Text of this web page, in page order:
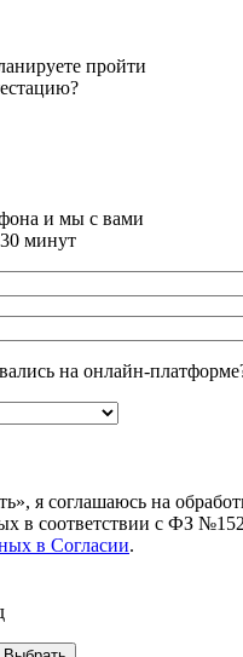
пройти
и мы с вами
минут
на онлайн-
я соглашаюсь на
в соответствии с ФЗ
в Согласии.